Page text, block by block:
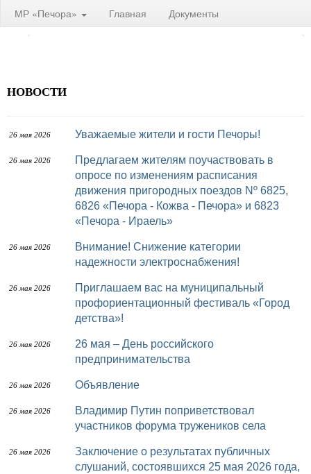
МР «Печора» Главная Документы
НОВОСТИ
26 мая 2026 Уважаемые жители и гости Печоры!
26 мая 2026
Предлагаем жителям поучаствовать в
опросе по изменениям расписания
движения пригородных поездов Nº 6825,
6826 «Печора - Кожва - Печора» и 6823
«Печора - Ираель»
26 мая 2026
Внимание! Снижение категории
надежности электроснабжения!
26 мая 2026
Приглашаем вас на муниципальный
профориентационный фестиваль «Город
детства»!
26 мая 2026
26 мая – День российского
предпринимательства
26 мая 2026 Объявление
26 мая 2026
Владимир Путин поприветствовал
участников форума тружеников села
26 мая 2026
Заключение о результатах публичных
слушаний, состоявшихся 25 мая 2026 года,